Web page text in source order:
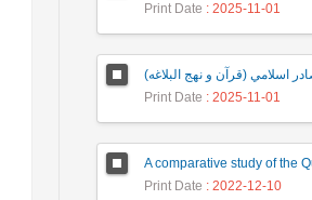
Print Date : 2025-11-01
Print Date : 2025-11-01
Print Date : 2022-12-10